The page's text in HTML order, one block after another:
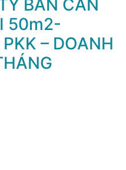
BÁN CĂN
50m2-
– DOANH